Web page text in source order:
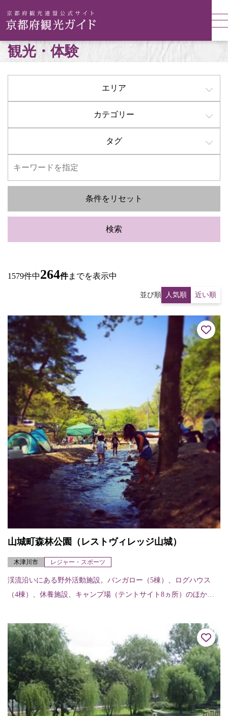
観光・体験
エリア
カテゴリー
タグ
条件をリセット
検索
1579件中264件までを表示中
並び順 人気順 近い順
山城町森林公園（レストヴィレッジ山城）
木津川市 レジャー・スポーツ
渓流沿いにある野外活動施設。バンガロー（5棟）、ログハウス
（4棟）、休養施設、キャンプ場（テントサイト8ヵ所）のほか、
員／バンガロー 4...